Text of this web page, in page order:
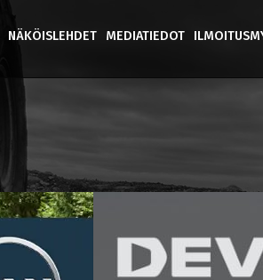
NÄKÖISLEHDET MEDIATIEDOT